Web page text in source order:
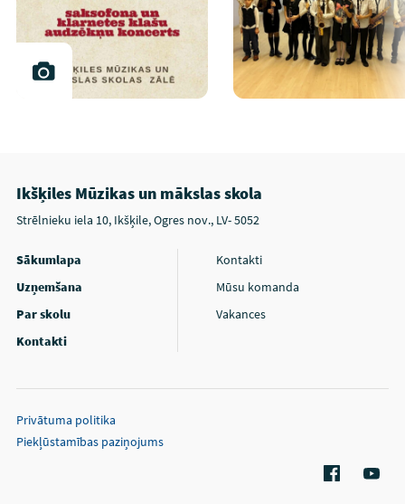
Ikšķiles Mūzikas un mākslas skola
Strēlnieku iela 10, Ikšķile, Ogres nov., LV- 5052
Sākumlapa
Uzņemšana
Par skolu
Kontakti
Kontakti
Mūsu komanda
Vakances
Privātuma politika
Piekļūstamības paziņojums